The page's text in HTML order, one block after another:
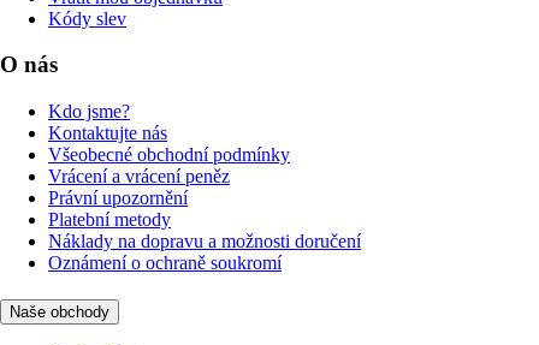
Kódy slev
O nás
Kdo jsme?
Kontaktujte nás
Všeobecné obchodní podmínky
Vrácení a vrácení peněz
Právní upozornění
Platební metody
Náklady na dopravu a možnosti doručení
Oznámení o ochraně soukromí
Naše obchody